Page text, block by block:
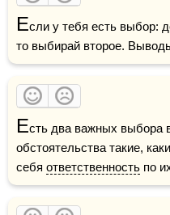
Если у тебя есть выбор:
то выбирай второе.
Есть два важных выбора
обстоятельства такие,
себя ответственность по